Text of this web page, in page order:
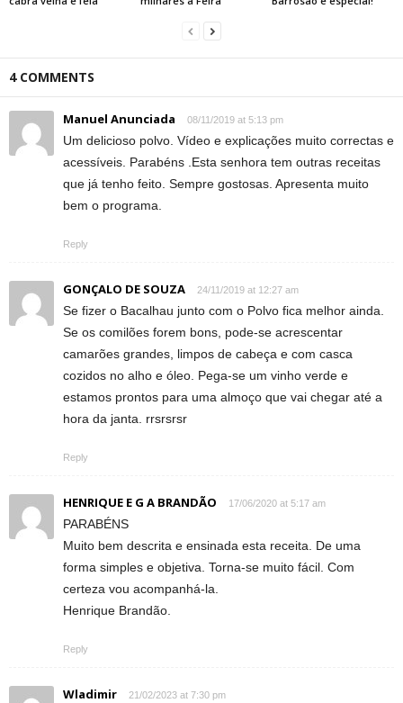
4 COMMENTS
Manuel Anunciada 08/11/2019 at 5:13 pm
Um delicioso polvo. Vídeo e explicações muito correctas e
acessíveis. Parabéns .Esta senhora tem outras receitas
que já tenho feito. Sempre gostosas. Apresenta muito
bem o programa.
Reply
GONÇALO DE SOUZA 24/11/2019 at 12:27 am
Se fizer o Bacalhau junto com o Polvo fica melhor ainda.
Se os comilões forem bons, pode-se acrescentar
camarões grandes, limpos de cabeça e com casca
cozidos no alho e óleo. Pega-se um vinho verde e
estamos prontos para uma almoço que vai chegar até a
hora da janta. rrsrsrsr
Reply
HENRIQUE E G A BRANDÃO 17/06/2020 at 5:17 am
PARABÉNS
Muito bem descrita e ensinada esta receita. De uma
forma simples e objetiva. Torna-se muito fácil. Com
certeza vou acompanhá-la.
Henrique Brandão.
Reply
Wladimir 21/02/2023 at 7:30 pm